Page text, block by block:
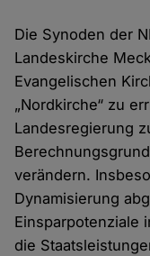
Die Synoden der
Landeskirche
Evangelischen
„Nordkirche“ zu
Landesregierung
verändern.
Dynamisierung
Einsparpotenziale
die